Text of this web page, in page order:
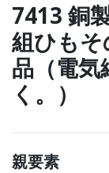
7413 銅
組ひも
品（電
く。）
親要素